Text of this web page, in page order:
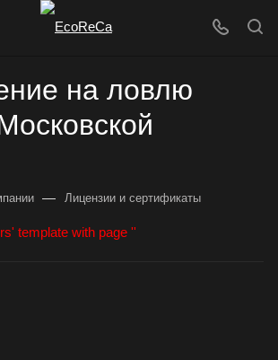
на ловлю
— Лицензии и сертификаты
template with page ''